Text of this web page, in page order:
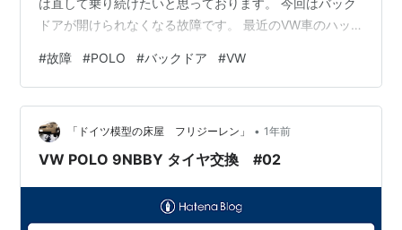
は直して乗り続けたいと思っております。 今回はバック
ドアが開けられなくなる故障です。 最近のVW車のハッ
すと ロックが外れ開くような仕組みになっている車が多
いと思います。 我が家のPOLOも同様ですが 動画のよう
に 押しても開かなくなってしまいました。 エンブレムを
押してもジィジィ～と鳴って開きません。 ネットで調べ
ると アクチュエーターの不具合の様で アクチュエータ
#故障 #POLO #バックドア #VW
「ドイツ模型の床屋 フリジーレン」 • 1年前
VW POLO 9NBBY タイヤ交換 #02